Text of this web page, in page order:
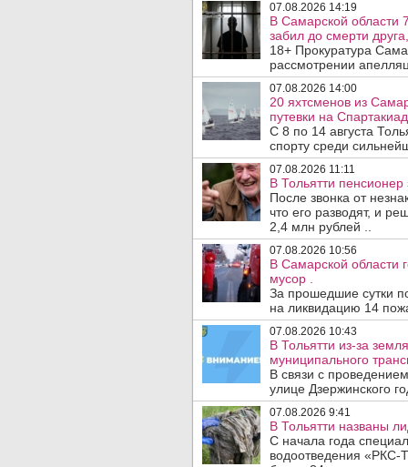
07.08.2026 14:19
В Самарской области
забил до смерти
18+ Прокуратура
рассмотрении
07.08.2026 14:00
20 яхтсменов из
путевки на
С 8 по 14 августа
спорту среди
07.08.2026 11:11
В Тольятти
После звонка от
что его разводят, и
2,4 млн рублей ..
07.08.2026 10:56
В Самарской области
мусор .
За прошедшие сутки
на ликвидацию 14
07.08.2026 10:43
В Тольятти из-за
муниципального
В связи с
улице Дзержинского
07.08.2026 9:41
В Тольятти названы
С начала года
водоотведения «РКС-